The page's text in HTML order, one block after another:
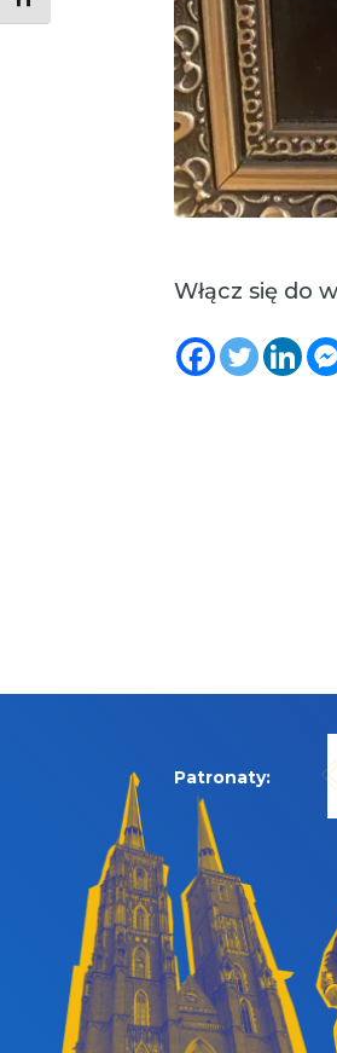
Włącz się do
Patronaty: